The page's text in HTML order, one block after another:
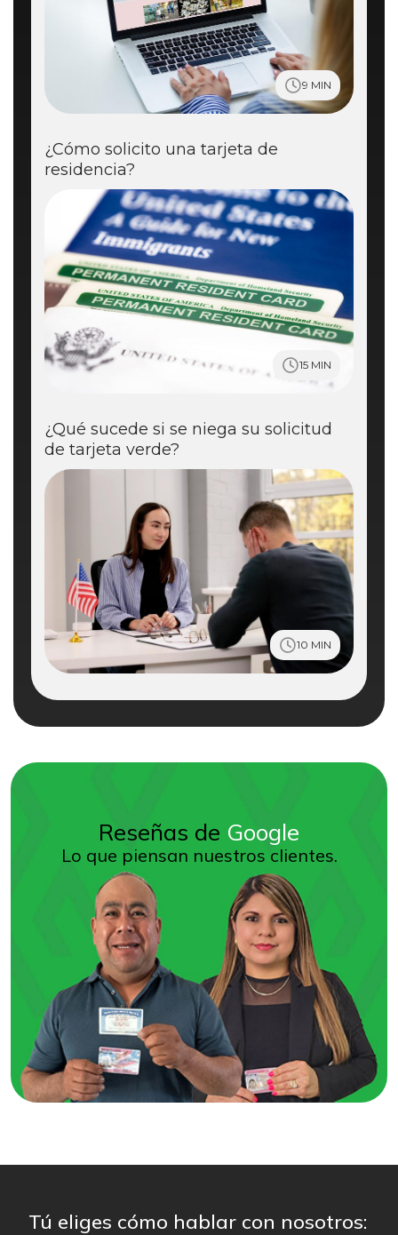
9 MIN
¿Cómo solicito una tarjeta de
residencia?
15 MIN
¿Qué sucede si se niega su solicitud
de tarjeta verde?
10 MIN
Reseñas de Google
Lo que piensan nuestros clientes.
Tú eliges cómo hablar con nosotros: